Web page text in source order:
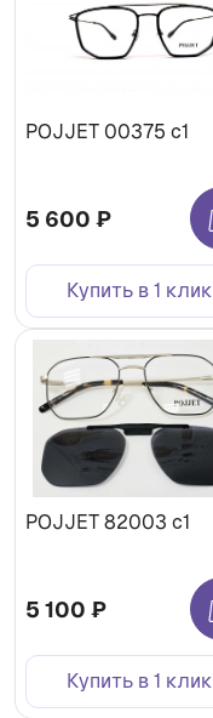
POJJET 00375 с1
5 600 ₽
Купить в 1 клик
POJJET 82003 с1
5 100 ₽
Купить в 1 клик